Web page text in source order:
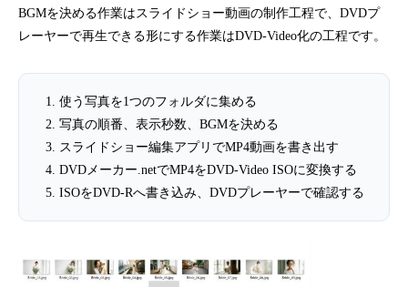
BGMを決める作業はスライドショー動画の制作工程で、DVDプ
レーヤーで再生できる形にする作業はDVD-Video化の工程です。
使う写真を1つのフォルダに集める
写真の順番、表示秒数、BGMを決める
スライドショー編集アプリでMP4動画を書き出す
DVDメーカー.netでMP4をDVD-Video ISOに変換する
ISOをDVD-Rへ書き込み、DVDプレーヤーで確認する